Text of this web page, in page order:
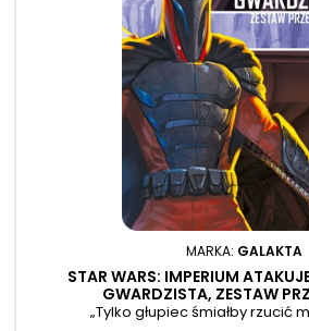
MARKA: GALAKTA
STAR WARS: IMPERIUM
GWARDZISTA, ZESTAW
„Tylko głupiec śmiałby rzucić